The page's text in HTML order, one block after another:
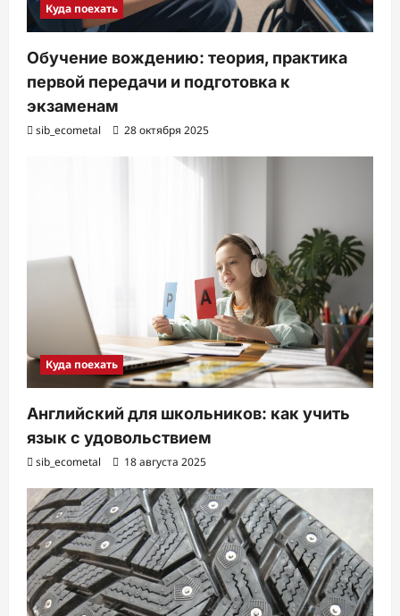
Куда поехать
Обучение вождению: теория, практика
первой передачи и подготовка к
экзаменам
sib_ecometal 28 октября 2025
Куда поехать
Английский для школьников: как учить
язык с удовольствием
sib_ecometal 18 августа 2025